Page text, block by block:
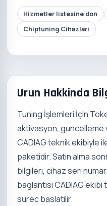
Hizmetler listesine don
Chiptuning Cihazlari
Urun Hakkinda
Tuning İşlemleri İçin
aktivasyon,
CADIAG teknik ekibiyle
paketidir. Satin alma
bilgileri, cihaz seri
baglantisi CADIAG
surec baslatilir.